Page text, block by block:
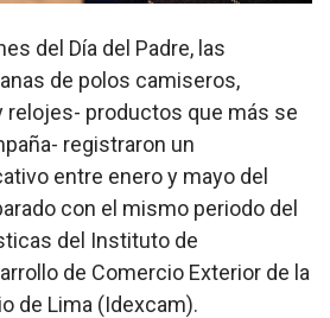
del Día del Padre, las
de polos camiseros,
relojes- productos que más se
registraron un
entre enero y mayo del
con el mismo periodo del
del Instituto de
de Comercio Exterior de la
de Lima (Idexcam).